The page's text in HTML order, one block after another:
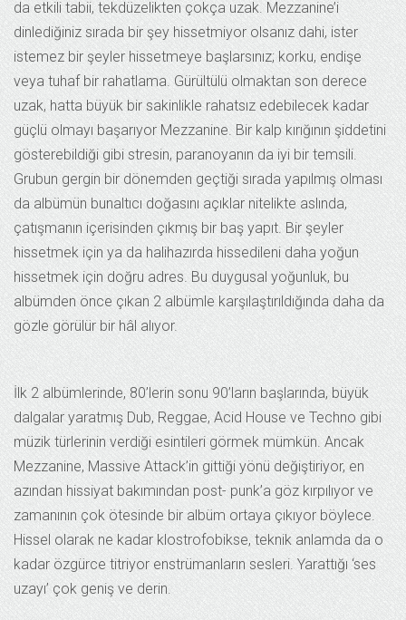
da etkili tabii, tekdüzelikten çokça uzak. Mezzanine’i
dinlediğiniz sırada bir şey hissetmiyor olsanız dahi, ister
istemez bir şeyler hissetmeye başlarsınız; korku, endişe
veya tuhaf bir rahatlama. Gürültülü olmaktan son derece
uzak, hatta büyük bir sakinlikle rahatsız edebilecek kadar
güçlü olmayı başarıyor Mezzanine. Bir kalp kırığının şiddetini
gösterebildiği gibi stresin, paranoyanın da iyi bir temsili.
Grubun gergin bir dönemden geçtiği sırada yapılmış olması
da albümün bunaltıcı doğasını açıklar nitelikte aslında,
çatışmanın içerisinden çıkmış bir baş yapıt. Bir şeyler
hissetmek için ya da halihazırda hissedileni daha yoğun
hissetmek için doğru adres. Bu duygusal yoğunluk, bu
albümden önce çıkan 2 albümle karşılaştırıldığında daha da
gözle görülür bir hâl alıyor.
İlk 2 albümlerinde, 80’lerin sonu 90’ların başlarında, büyük
dalgalar yaratmış Dub, Reggae, Acid House ve Techno gibi
müzik türlerinin verdiği esintileri görmek mümkün. Ancak
Mezzanine, Massive Attack’in gittiği yönü değiştiriyor, en
azından hissiyat bakımından post- punk’a göz kırpılıyor ve
zamanının çok ötesinde bir albüm ortaya çıkıyor böylece.
Hissel olarak ne kadar klostrofobikse, teknik anlamda da o
kadar özgürce titriyor enstrümanların sesleri. Yarattığı ‘ses
uzayı’ çok geniş ve derin.